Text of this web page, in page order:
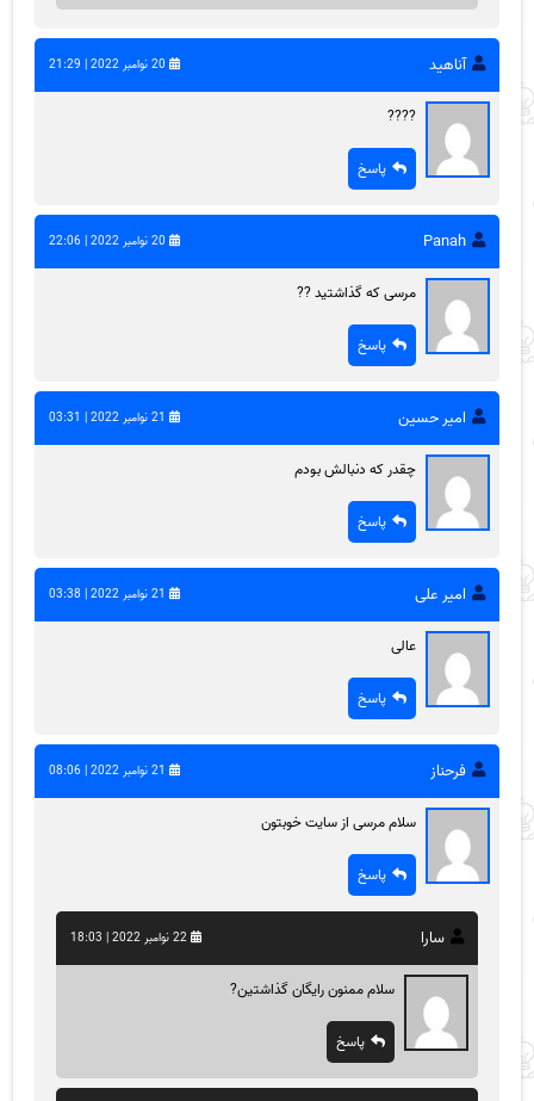
آناهید 20 نوامبر 2022 | 21:29
????
پاسخ
Panah 20 نوامبر 2022 | 22:06
مرسی که گذاشتید ??
پاسخ
امیر حسین 21 نوامبر 2022 | 03:31
چقدر که دنبالش بودم
پاسخ
امیر علی 21 نوامبر 2022 | 03:38
عالی
پاسخ
فرحناز 21 نوامبر 2022 | 08:06
سلام مرسی از سایت خوبتون
پاسخ
سارا 22 نوامبر 2022 | 18:03
سلام ممنون رایگان گذاشتین?
پاسخ